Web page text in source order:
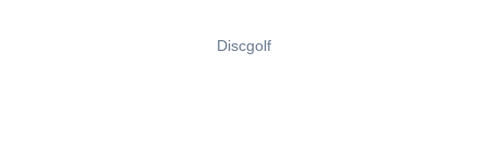
Discgolf